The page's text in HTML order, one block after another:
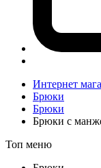
Интернет
Брюки
Брюки
Брюки с
Топ меню